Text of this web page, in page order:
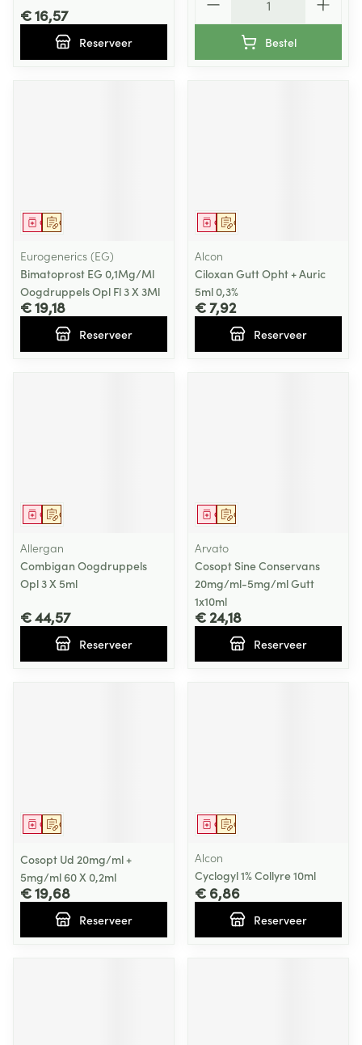
€ 16,57
Reserveer Bestel
Op voorschrift
Geneesmiddel
Eurogenerics (EG)
Bimatoprost EG 0,1Mg/Ml
Oogdruppels Opl Fl 3 X 3Ml
€ 19,18
Reserveer
Op voorschrift
Geneesmiddel
Alcon
Ciloxan Gutt Opht + Auric
5ml 0,3%
€ 7,92
Reserveer
Op voorschrift
Geneesmiddel
Allergan
Combigan Oogdruppels
Opl 3 X 5ml
€ 44,57
Reserveer
Op voorschrift
Geneesmiddel
Arvato
Cosopt Sine Conservans
20mg/ml-5mg/ml Gutt
1x10ml
€ 24,18
Reserveer
Op voorschrift
Geneesmiddel
Cosopt Ud 20mg/ml +
5mg/ml 60 X 0,2ml
€ 19,68
Reserveer
Op voorschrift
Geneesmiddel
Alcon
Cyclogyl 1% Collyre 10ml
€ 6,86
Reserveer